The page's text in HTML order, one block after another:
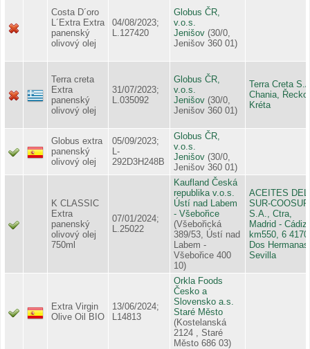
Costa D´oro
L´Extra Extra
panenský
olivový olej
04/08/2023;
L.127420
Globus ČR,
v.o.s.
Jenišov (30/0,
Jenišov 360 01)
Terra creta
Extra
panenský
olivový olej
31/07/2023;
L.035092
Globus ČR,
v.o.s.
Jenišov (30/0,
Jenišov 360 01)
Terra Creta
Chania, Řecko
Kréta
Globus extra
panenský
olivový olej
05/09/2023;
L-
292D3H248B
Globus ČR,
v.o.s.
Jenišov (30/0,
Jenišov 360 01)
K CLASSIC
Extra
panenský
olivový olej
750ml
07/01/2024;
L.25022
Kaufland Česká
republika v.o.s.
Ústí nad Labem
- Všebořice
(Všebořická
389/53, Ústí nad
Labem -
Všebořice 400
10)
ACEITES DEL
SUR-COOSUR
S.A., Ctra,
Madrid - Cádiz
km550, 6
Dos
Sevilla
Extra Virgin
Olive Oil BIO
13/06/2024;
L14813
Orkla Foods
Česko a
Slovensko a.s.
Staré Město
(Kostelanská
2124 , Staré
Město 686 03)